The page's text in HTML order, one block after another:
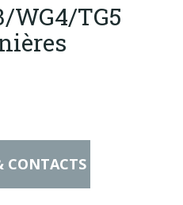
WG4/TG5
CONTACTS